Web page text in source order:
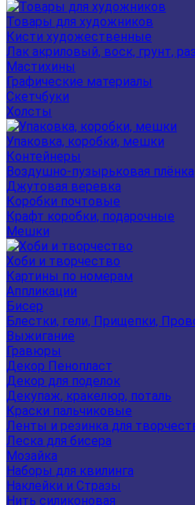
Товары для художников
Кисти художественные
Лак акриловый, воск, грунт,
Мастихины
Графические материалы
Скетчбуки
Холсты
Упаковка, коробки, мешки
Контейнеры
Воздушно-пузырьковая плёнка
Джутовая веревка
Коробки почтовые
Крафт коробки, подарочные
Мешки
Хоби и творчество
Картины по номерам
Аппликации
Бисер
Блестки, гели, Прищепки,
Выжигание
Гравюры
Декор Пенопласт
Декор для поделок
Декупаж, кракелюр, поталь
Краски пальчиковые
Ленты и резинка для
Леска для бисера
Мозайка
Наборы для квилинга
Наклейки и Стразы
Нить силиконовая